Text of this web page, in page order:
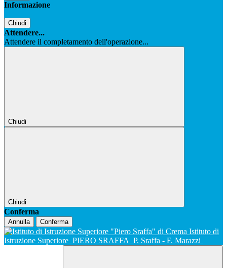
Informazione
Chiudi
Attendere...
Attendere il completamento dell'operazione...
Chiudi
Chiudi
Conferma
Annulla Conferma
Istituto di
Istruzione Superiore PIERO SRAFFA P. Sraffa - F. Marazzi